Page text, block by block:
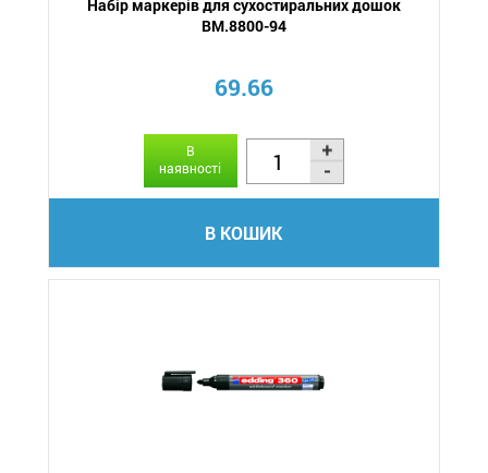
Набір маркерів для сухостиральних дошок
BM.8800-94
69.66
В
наявності
В КОШИК